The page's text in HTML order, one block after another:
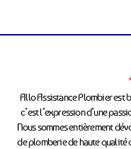
Allo Assistance Plombier est
c’est l’expression d’une
Nous sommes entièrement
de plomberie de haute qualité